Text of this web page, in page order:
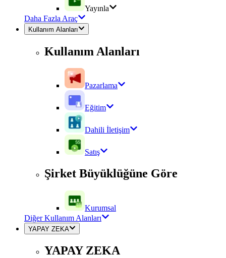
Yayınla
Daha Fazla Araç
Kullanım Alanları
Kullanım Alanları
Pazarlama
Eğitim
Dahili İletişim
Satış
Şirket Büyüklüğüne Göre
Kurumsal
Diğer Kullanım Alanları
YAPAY ZEKA
YAPAY ZEKA